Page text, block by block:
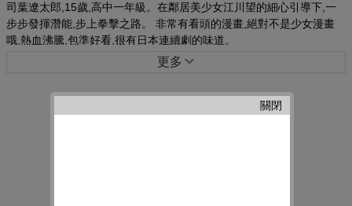
司葉遼太郎,15歲,高中一年級。在鄰居美少女江川望的細心引導下,一
步步發揮潛能,步上拳擊之路。 非常有看頭的漫畫,絕對不是少女漫畫
哦,熱血沸騰,包準好看,很有日本連續劇的味道。
更多
關閉